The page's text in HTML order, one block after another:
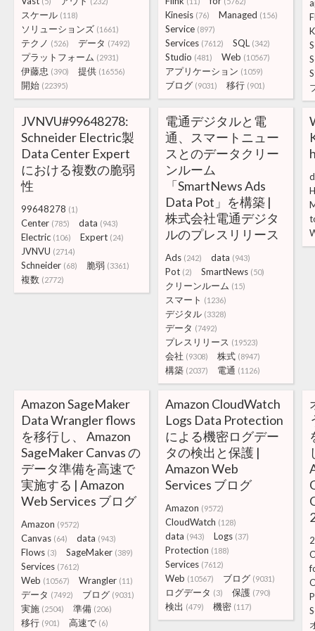
スケール (118)
ソリューションズ (1661)
テクノ (526) データ (7492)
プラットフォーム (2931)
伊藤忠 (390) 提供 (16556)
開始 (22395)
Kinesis (76) Managed (156)
Service (897)
Services (7612) SQL (342)
Studio (481) Web (10567)
アプリケーション (1059)
ブログ (9031) 移行 (901)
JVNVU#99648278:
Schneider Electric製
Data Center Expert
における複数の脆弱
性
99648278 (1)
Center (785) data (943)
Electric (106) Expert (24)
JVNVU (2714)
Schneider (68) 脆弱 (3361)
複数 (2772)
電通デジタルと電
通、スマートニュー
スとのデータクリー
ンルーム
「SmartNews Ads
Data Pot」を構築 |
株式会社電通デジタ
ルのプレスリリース
Ads (242) data (943)
Pot (2) SmartNews (50)
クリーンルーム (15)
スマート (1236)
デジタル (3328)
データ (7492)
プレスリリース (19523)
会社 (9308) 株式 (8947)
構築 (2037) 電通 (1126)
Amazon SageMaker
Data Wrangler flows
を移行し、 Amazon
SageMaker Canvas の
データ準備を高速で
実施する | Amazon
Web Services ブログ
Amazon (9572)
Canvas (64) data (943)
Flows (3) SageMaker (389)
Services (7612)
Web (10567) Wrangler (11)
データ (7492) ブログ (9031)
実施 (2504) 準備 (206)
移行 (901) 高速で (6)
Amazon CloudWatch
Logs Data Protection
による機密ログデー
タの検出と保護 |
Amazon Web
Services ブログ
Amazon (9572)
CloudWatch (128)
data (943) Logs (37)
Protection (188)
Services (7612)
Web (10567) ブログ (9031)
ログデータ (3) 保護 (790)
検出 (479) 機密 (117)